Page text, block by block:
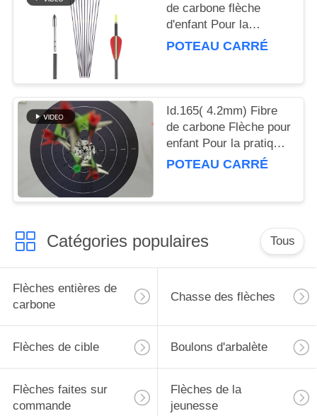
de carbone flèche
d'enfant Pour la
pratique, la jeunesse
POTEAU CARRÉ
Id.165( 4.2mm) Fibre
de carbone Flèche pour
enfant Pour la pratique,
pour les jeunes
POTEAU CARRÉ
Catégories populaires Tous
Flèches entières de
carbone
Chasse des flèches
Flèches de cible Boulons d'arbalète
Flèches faites sur
commande
Flèches de la
jeunesse